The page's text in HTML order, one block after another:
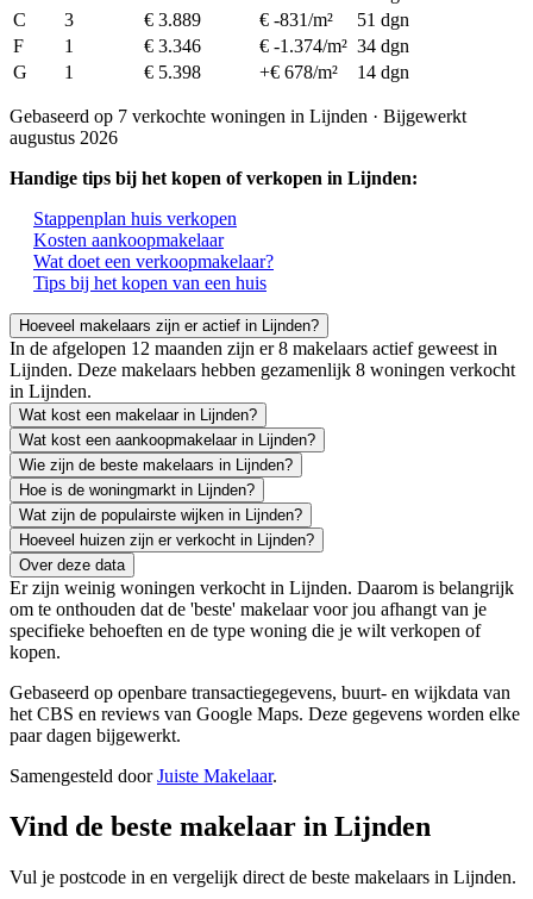
C
3 € 3.889 € -831/m²
51 dgn
F
1 € 3.346 € -1.374/m² 34 dgn
G
1 € 5.398 +€ 678/m² 14 dgn
Gebaseerd op 7 verkochte woningen in Lijnden · Bijgewerkt
augustus 2026
Handige tips bij het kopen of verkopen in Lijnden:
Stappenplan huis verkopen
Kosten aankoopmakelaar
Wat doet een verkoopmakelaar?
Tips bij het kopen van een huis
Hoeveel makelaars zijn er actief in Lijnden?
In de afgelopen 12 maanden zijn er 8 makelaars actief geweest in
Lijnden. Deze makelaars hebben gezamenlijk 8 woningen verkocht
in Lijnden.
Wat kost een makelaar in Lijnden?
Wat kost een aankoopmakelaar in Lijnden?
Wie zijn de beste makelaars in Lijnden?
Hoe is de woningmarkt in Lijnden?
Wat zijn de populairste wijken in Lijnden?
Hoeveel huizen zijn er verkocht in Lijnden?
Over deze data
Er zijn weinig woningen verkocht in Lijnden. Daarom is belangrijk
om te onthouden dat de 'beste' makelaar voor jou afhangt van je
specifieke behoeften en de type woning die je wilt verkopen of
kopen.
Gebaseerd op openbare transactiegegevens, buurt- en wijkdata van
het CBS en reviews van Google Maps. Deze gegevens worden elke
paar dagen bijgewerkt.
Samengesteld doorJuiste Makelaar.
Vind de beste makelaar in Lijnden
Vul je postcode in en vergelijk direct de beste makelaars in Lijnden.